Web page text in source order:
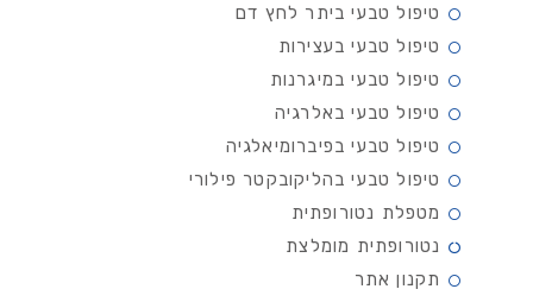
טיפול טבעי ביתר לחץ דם
טיפול טבעי בעצירות
טיפול טבעי במיגרנות
טיפול טבעי באלרגיה
טיפול טבעי בפיברומיאלגיה
טיפול טבעי בהליקובקטר פילורי
מטפלת נטורופתית
נטורופתית מומלצת
תקנון אתר